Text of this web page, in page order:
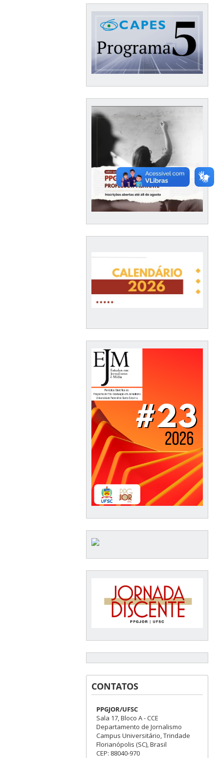
CONTATOS
PPGJOR/UFSC
Sala 17, Bloco A - CCE
Departamento de Jornalismo
Campus Universitário, Trindade
Florianópolis (SC), Brasil
CEP: 88040-970